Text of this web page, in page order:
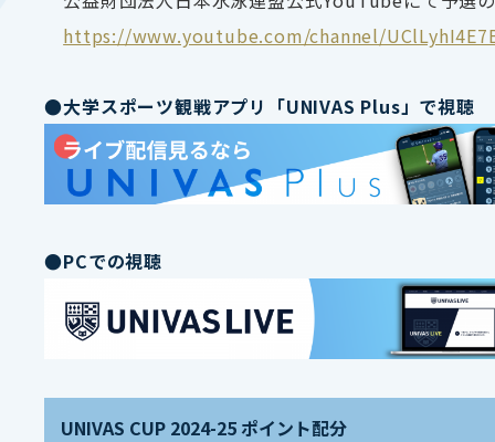
https://www.youtube.com/channel/
●大学スポーツ観戦アプリ「UNIVAS Plus」で視聴
●PCでの視聴
UNIVAS CUP 2024-25 ポイント配分